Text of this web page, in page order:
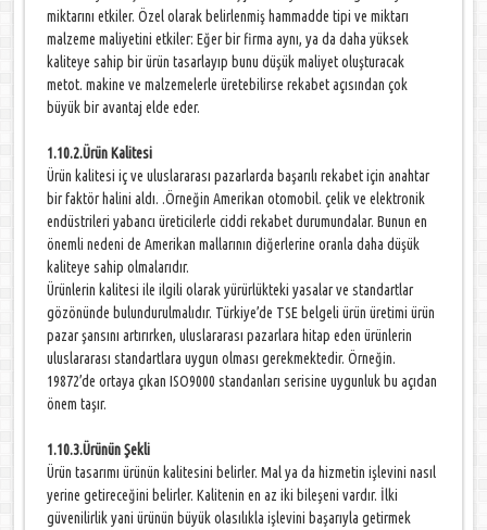
miktarını etkiler. Özel olarak belirlenmiş hammadde tipi ve miktarı
malzeme maliyetini etkiler: Eğer bir firma aynı, ya da daha yüksek
kaliteye sahip bir ürün tasarlayıp bunu düşük maliyet oluşturacak
metot. makine ve malzemelerle üretebilirse rekabet açısından çok
büyük bir avantaj elde eder.
1.10.2.Ürün Kalitesi
Ürün kalitesi iç ve uluslararası pazarlarda başarılı rekabet için anahtar
bir faktör halini aldı. .Örneğin Amerikan otomobil. çelik ve elektronik
endüstrileri yabancı üreticilerle ciddi rekabet durumundalar. Bunun en
önemli nedeni de Amerikan mallarının diğerlerine oranla daha düşük
kaliteye sahip olmalarıdır.
Ürünlerin kalitesi ile ilgili olarak yürürlükteki yasalar ve standartlar
gözönünde bulundurulmalıdır. Türkiye’de TSE belgeli ürün üretimi ürün
pazar şansını artırırken, uluslararası pazarlara hitap eden ürünlerin
uluslararası standartlara uygun olması gerekmektedir. Örneğin.
19872’de ortaya çıkan ISO9000 standanları serisine uygunluk bu açıdan
önem taşır.
1.10.3.Ürünün Şekli
Ürün tasarımı ürünün kalitesini belirler. Mal ya da hizmetin işlevini nasıl
yerine getireceğini belirler. Kalitenin en az iki bileşeni vardır. İlki
güvenilirlik yani ürünün büyük olasılıkla işlevini başarıyla getirmek